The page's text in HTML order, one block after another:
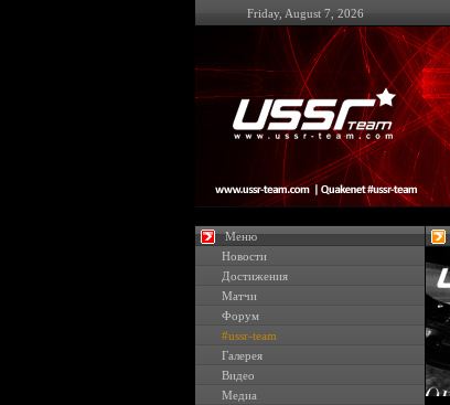
Friday, August 7, 2026
Меню
Новости
Достижения
Матчи
Форум
#ussr-team
Галерея
Видео
Медиа